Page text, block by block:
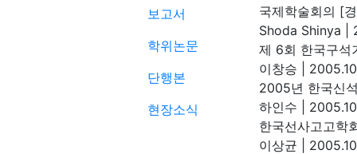
보고서
학위논문
단행본
현장소식
국제학술회의 [
Shoda Shinya
제 6회 한국구석
이창승
2005년 한국신
하인수
한국선사고고학
이상균